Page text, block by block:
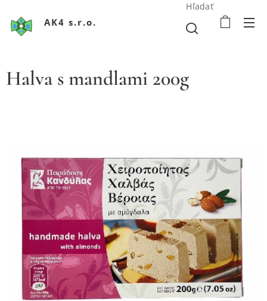
AK4 s.r.o.
Hľadať
Halva s mandlami 200g